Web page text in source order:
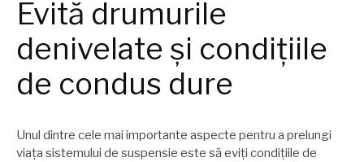
Evită drumurile
denivelate și condițiile
de condus dure
Unul dintre cele mai importante aspecte pentru a prelungi
viața sistemului de suspensie este să eviți condițiile de